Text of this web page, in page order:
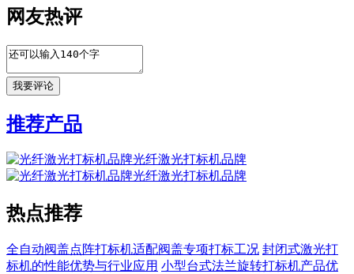
网友热评
推荐产品
光纤激光打标机品牌
光纤激光打标机品牌
热点推荐
全自动阀盖点阵打标机适配阀盖专项打标工况 封闭式激光打
标机的性能优势与行业应用 小型台式法兰旋转打标机产品优